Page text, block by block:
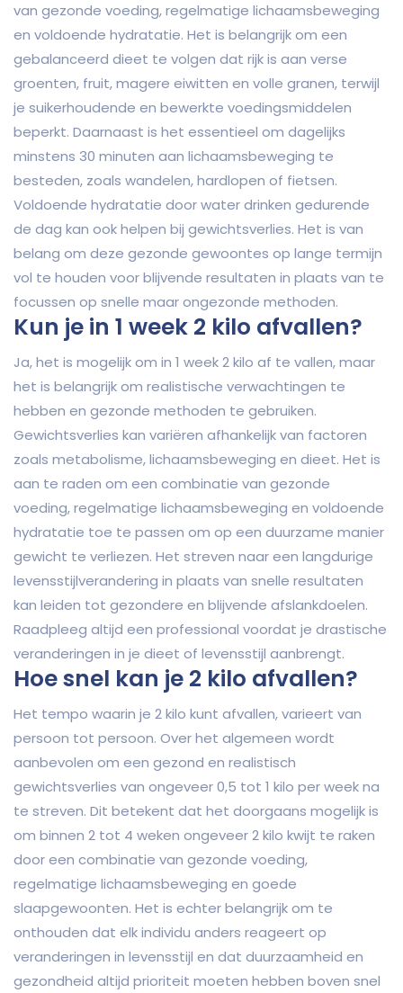
van gezonde voeding, regelmatige lichaamsbeweging
en voldoende hydratatie. Het is belangrijk om een
gebalanceerd dieet te volgen dat rijk is aan verse
groenten, fruit, magere eiwitten en volle granen, terwijl
je suikerhoudende en bewerkte voedingsmiddelen
beperkt. Daarnaast is het essentieel om dagelijks
minstens 30 minuten aan lichaamsbeweging te
besteden, zoals wandelen, hardlopen of fietsen.
Voldoende hydratatie door water drinken gedurende
de dag kan ook helpen bij gewichtsverlies. Het is van
belang om deze gezonde gewoontes op lange termijn
vol te houden voor blijvende resultaten in plaats van te
focussen op snelle maar ongezonde methoden.
Kun je in 1 week 2 kilo afvallen?
Ja, het is mogelijk om in 1 week 2 kilo af te vallen, maar
het is belangrijk om realistische verwachtingen te
hebben en gezonde methoden te gebruiken.
Gewichtsverlies kan variëren afhankelijk van factoren
zoals metabolisme, lichaamsbeweging en dieet. Het is
aan te raden om een combinatie van gezonde
voeding, regelmatige lichaamsbeweging en voldoende
hydratatie toe te passen om op een duurzame manier
gewicht te verliezen. Het streven naar een langdurige
levensstijlverandering in plaats van snelle resultaten
kan leiden tot gezondere en blijvende afslankdoelen.
Raadpleeg altijd een professional voordat je drastische
veranderingen in je dieet of levensstijl aanbrengt.
Hoe snel kan je 2 kilo afvallen?
Het tempo waarin je 2 kilo kunt afvallen, varieert van
persoon tot persoon. Over het algemeen wordt
aanbevolen om een gezond en realistisch
gewichtsverlies van ongeveer 0,5 tot 1 kilo per week na
te streven. Dit betekent dat het doorgaans mogelijk is
om binnen 2 tot 4 weken ongeveer 2 kilo kwijt te raken
door een combinatie van gezonde voeding,
regelmatige lichaamsbeweging en goede
slaapgewoonten. Het is echter belangrijk om te
onthouden dat elk individu anders reageert op
veranderingen in levensstijl en dat duurzaamheid en
gezondheid altijd prioriteit moeten hebben boven snel